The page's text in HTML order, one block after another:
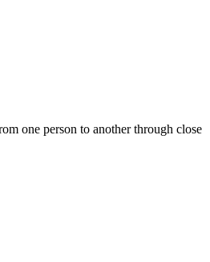
one person to another through close